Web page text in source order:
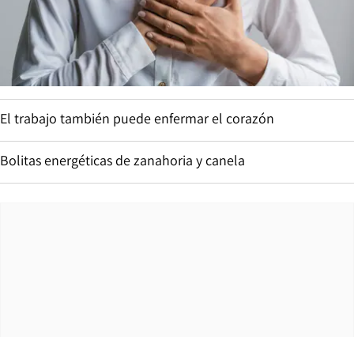
El trabajo también puede enfermar el corazón
Bolitas energéticas de zanahoria y canela